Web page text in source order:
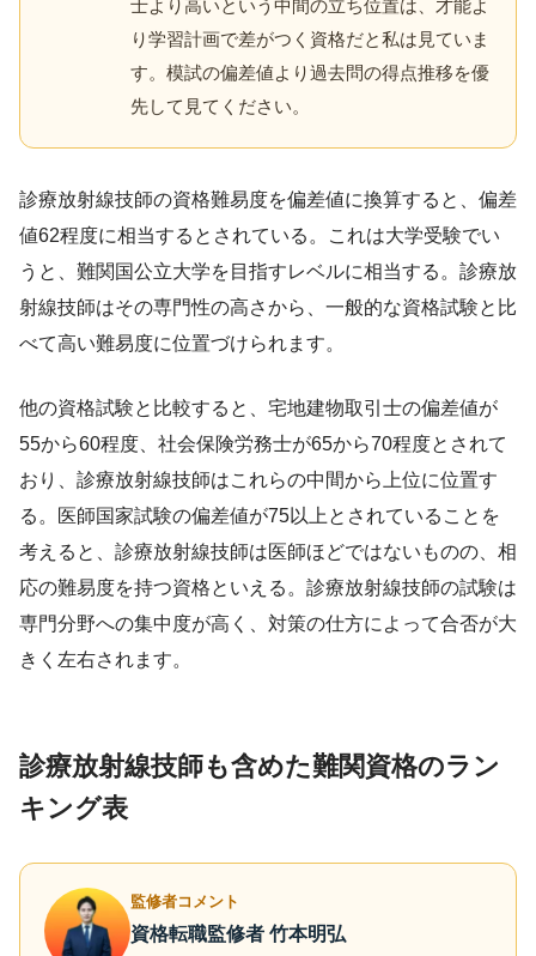
士より高いという中間の立ち位置は、才能よ
り学習計画で差がつく資格だと私は見ていま
す。模試の偏差値より過去問の得点推移を優
先して見てください。
診療放射線技師の資格難易度を偏差値に換算すると、偏差
値62程度に相当するとされている。これは大学受験でい
うと、難関国公立大学を目指すレベルに相当する。診療放
射線技師はその専門性の高さから、一般的な資格試験と比
べて高い難易度に位置づけられます。
他の資格試験と比較すると、宅地建物取引士の偏差値が
55から60程度、社会保険労務士が65から70程度とされて
おり、診療放射線技師はこれらの中間から上位に位置す
る。医師国家試験の偏差値が75以上とされていることを
考えると、診療放射線技師は医師ほどではないものの、相
応の難易度を持つ資格といえる。診療放射線技師の試験は
専門分野への集中度が高く、対策の仕方によって合否が大
きく左右されます。
診療放射線技師も含めた難関資格のラン
キング表
監修者コメント
資格転職監修者 竹本明弘